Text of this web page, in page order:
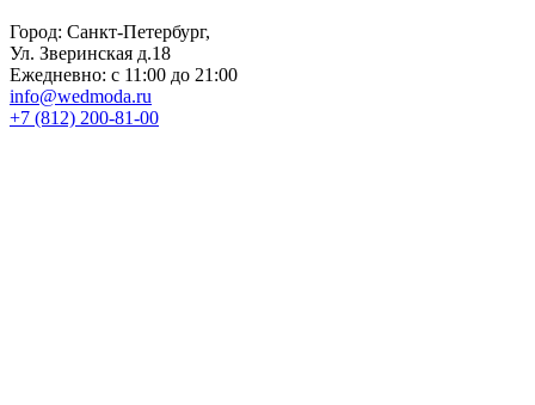
Город: Санкт-Петербург,
Ул. Зверинская д.18
Ежедневно: с 11:00 до 21:00
info@wedmoda.ru
+7 (812) 200-81-00